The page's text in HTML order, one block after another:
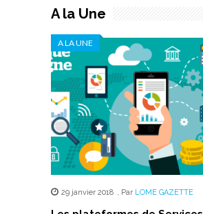
A la Une
A LA UNE
29 janvier 2018 , Par LOME GAZETTE